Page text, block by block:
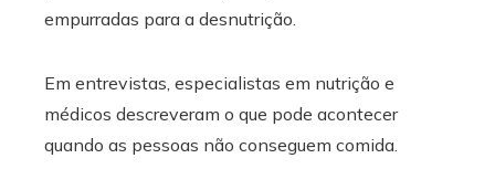
empurradas para a desnutrição.
Em entrevistas, especialistas em nutrição e
médicos descreveram o que pode acontecer
quando as pessoas não conseguem comida.